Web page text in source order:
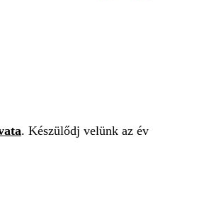
. Készülődj velünk az év